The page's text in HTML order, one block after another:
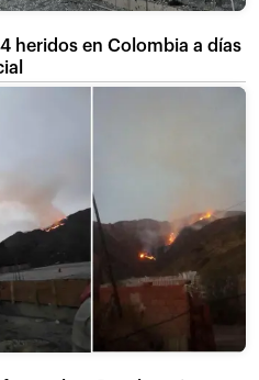
heridos en Colombia a días